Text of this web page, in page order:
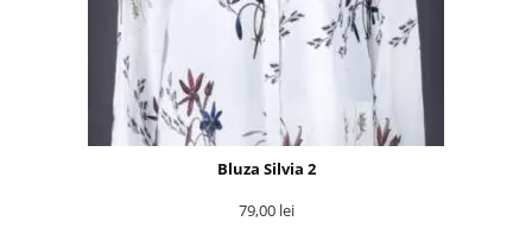
Bluza Silvia 2
79,00 lei